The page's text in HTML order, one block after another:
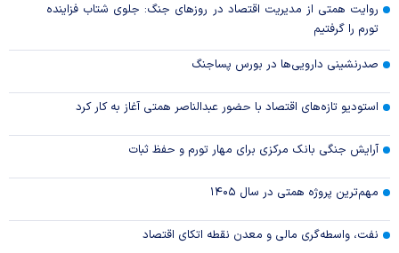
روایت همتی از مدیریت اقتصاد در روزهای جنگ: جلوی شتاب فزاینده
تورم را گرفتیم
صدرنشینی دارویی‌ها در بورس پساجنگ
استودیو تازه‌های اقتصاد با حضور عبدالناصر همتی آغاز به کار کرد
آرایش جنگی بانک مرکزی برای مهار تورم و حفظ ثبات
مهم‌ترین پروژه همتی در سال ۱۴۰۵
نفت، واسطه‌گری مالی و معدن نقطه اتکای اقتصاد